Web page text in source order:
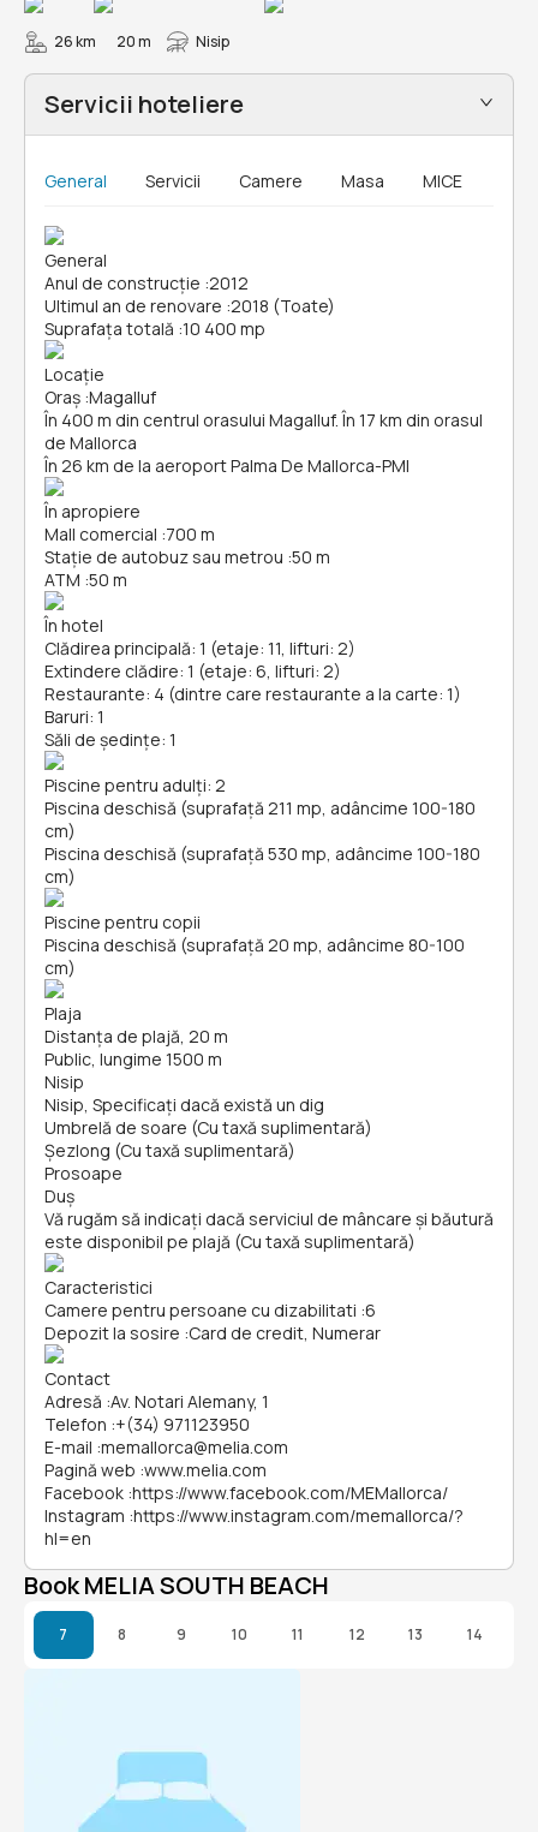
26 km 20 m Nisip
Servicii hoteliere
General Servicii Camere Masa MICE
General
Anul de construcție :2012
Ultimul an de renovare :2018 (Toate)
Suprafața totală :10 400 mp
Locație
Oraș :Magalluf
În 400 m din centrul orasului Magalluf. În 17 km din orasul
de Mallorca
În 26 km de la aeroport Palma De Mallorca-PMI
În apropiere
Mall comercial :700 m
Stație de autobuz sau metrou :50 m
ATM :50 m
În hotel
Clădirea principală: 1 (etaje: 11, lifturi: 2)
Extindere clădire: 1 (etaje: 6, lifturi: 2)
Restaurante: 4 (dintre care restaurante a la carte: 1)
Baruri: 1
Săli de ședințe: 1
Piscine pentru adulți: 2
Piscina deschisă (suprafață 211 mp, adâncime 100-180
cm)
Piscina deschisă (suprafață 530 mp, adâncime 100-180
cm)
Piscine pentru copii
Piscina deschisă (suprafață 20 mp, adâncime 80-100
cm)
Plaja
Distanța de plajă, 20 m
Public, lungime 1500 m
Nisip
Nisip, Specificați dacă există un dig
Umbrelă de soare (Cu taxă suplimentară)
Șezlong (Cu taxă suplimentară)
Prosoape
Duș
Vă rugăm să indicați dacă serviciul de mâncare și băutură
este disponibil pe plajă (Cu taxă suplimentară)
Caracteristici
Camere pentru persoane cu dizabilitati :6
Depozit la sosire :Card de credit, Numerar
Contact
Adresă :Av. Notari Alemany, 1
Telefon :+(34) 971123950
E-mail :memallorca@melia.com
Pagină web :www.melia.com
Facebook :https://www.facebook.com/MEMallorca/
Instagram :https://www.instagram.com/memallorca/?
hl=en
Book MELIA SOUTH BEACH
7 8 9 10 11 12 13 14